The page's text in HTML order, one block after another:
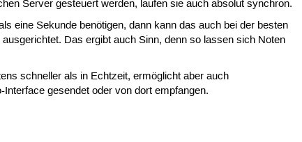
Server gesteuert werden, laufen sie auch absolut synchron.
eine Sekunde benötigen, dann kann das auch bei der besten
Das ergibt auch Sinn, denn so lassen sich Noten
schneller als in Echtzeit, ermöglicht aber auch
gesendet oder von dort empfangen.